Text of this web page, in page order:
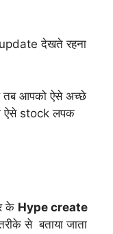
देखते रहना
तब आपको ऐसे अच्छे
ऐसे stock लपक
के Hype create
से बताया जाता